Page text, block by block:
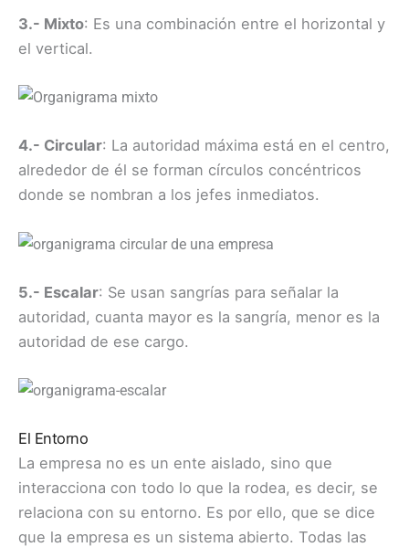
3.- Mixto: Es una combinación entre el horizontal y
el vertical. ​
4.- Circular: La autoridad máxima está en el centro,
alrededor de él se forman círculos concéntricos
donde se nombran a los jefes inmediatos.
5.- Escalar: Se usan sangrías para señalar la
autoridad, cuanta mayor es la sangría, menor es la
autoridad de ese cargo.
El Entorno
La empresa no es un ente aislado, sino que
interacciona con todo lo que la rodea, es decir, se
relaciona con su entorno. Es por ello, que se dice
que la empresa es un sistema abierto. Todas las